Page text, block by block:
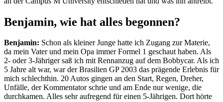
Benjamin, wie hat alles begonnen?
Benjamin: Schon als kleiner Junge hatte ich Zugang zur Materie,
da mein Vater und mein Opa immer Formel 1 geschaut haben. Als
2- oder 3-Jähriger saß ich mit Rennanzug auf dem Bobbycar. Als ich
5 Jahre alt war, war der Brasilien GP 2003 das prägende Erlebnis für
mich schlechthin. 20 Autos gingen an den Start, Regen, Dreher,
Unfälle, der Kommentator schrie und am Ende nur wenige, die
durchkamen. Alles sehr aufregend für einen 5-Jährigen. Dort hörte